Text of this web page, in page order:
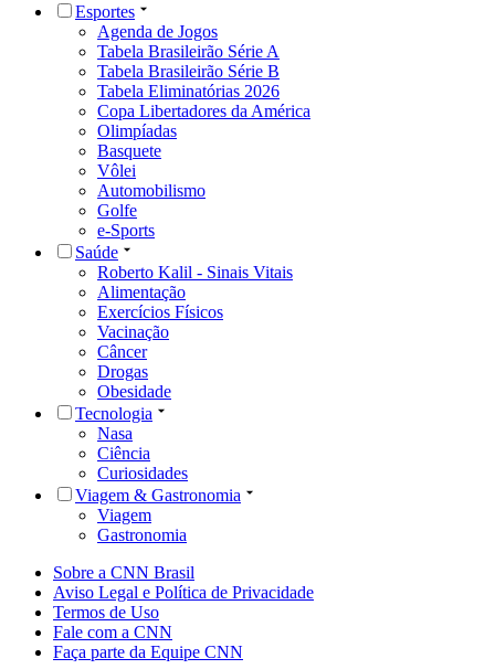
Esportes
Agenda de Jogos
Tabela Brasileirão Série A
Tabela Brasileirão Série B
Tabela Eliminatórias 2026
Copa Libertadores da América
Olimpíadas
Basquete
Vôlei
Automobilismo
Golfe
e-Sports
Saúde
Roberto Kalil - Sinais Vitais
Alimentação
Exercícios Físicos
Vacinação
Câncer
Drogas
Obesidade
Tecnologia
Nasa
Ciência
Curiosidades
Viagem & Gastronomia
Viagem
Gastronomia
Sobre a CNN Brasil
Aviso Legal e Política de Privacidade
Termos de Uso
Fale com a CNN
Faça parte da Equipe CNN